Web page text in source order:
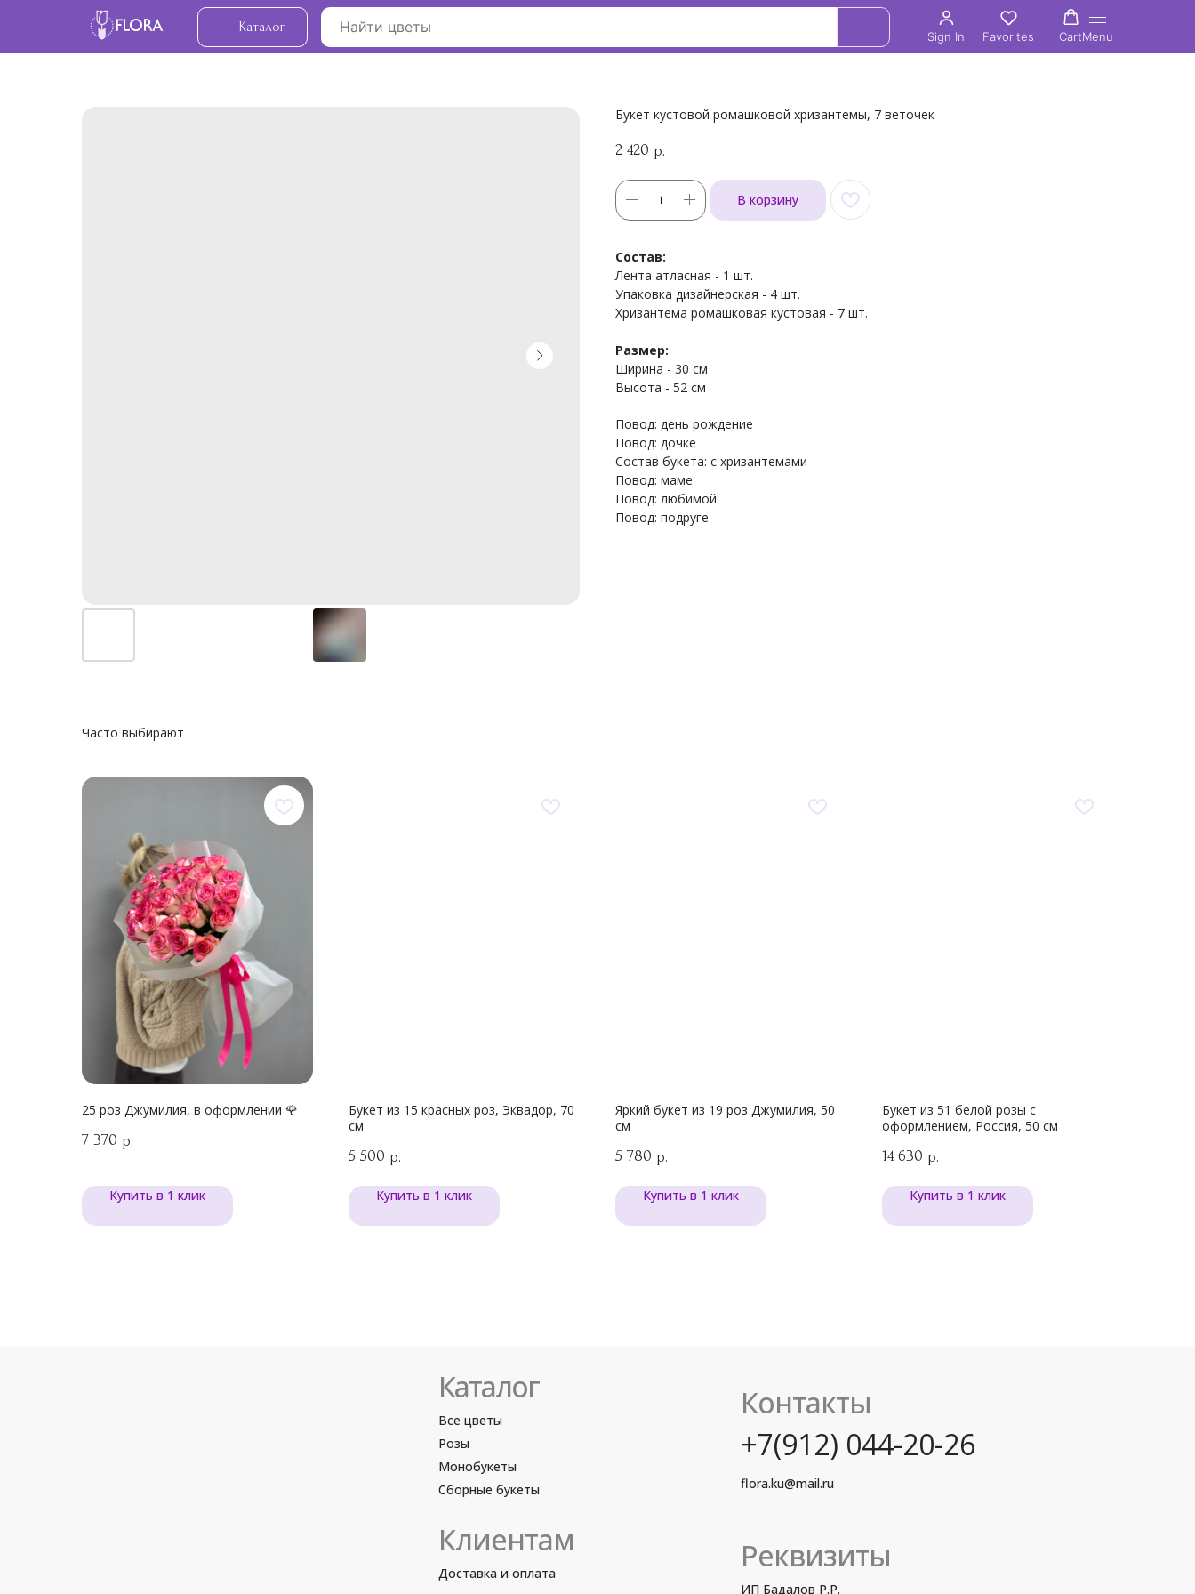
Каталог
Sign In Favorites CartMenu
Букет кустовой ромашковой хризантемы, 7 веточек
2 420 р.
В корзину
Состав:
Лента атласная - 1 шт.
Упаковка дизайнерская - 4 шт.
Хризантема ромашковая кустовая - 7 шт.
Размер:
Ширина - 30 см
Высота - 52 см
Повод: день рождение
Повод: дочке
Состав букета: с хризантемами
Повод: маме
Повод: любимой
Повод: подруге
Часто выбирают
25 роз Джумилия, в оформлении 🌹
7 370 р.
Купить в 1 клик
Букет из 15 красных роз, Эквадор, 70
см
5 500 р.
Купить в 1 клик
Яркий букет из 19 роз Джумилия, 50
см
5 780 р.
Купить в 1 клик
Букет из 51 белой розы с
оформлением, Россия, 50 см
14 630 р.
Купить в 1 клик
Клиентам
Доставка и оплата
Каталог
Розы
Сборные букеты
Монобукеты
Все цветы
+7(912) 044-20-26
Контакты
flora.ku@mail.ru
Реквизиты
ИП Бадалов Р.Р.